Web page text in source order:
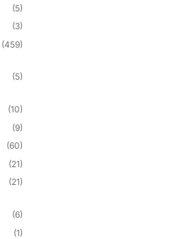
(5)
(3)
(459)
(5)
(10)
(9)
(60)
(21)
(21)
(6)
(1)